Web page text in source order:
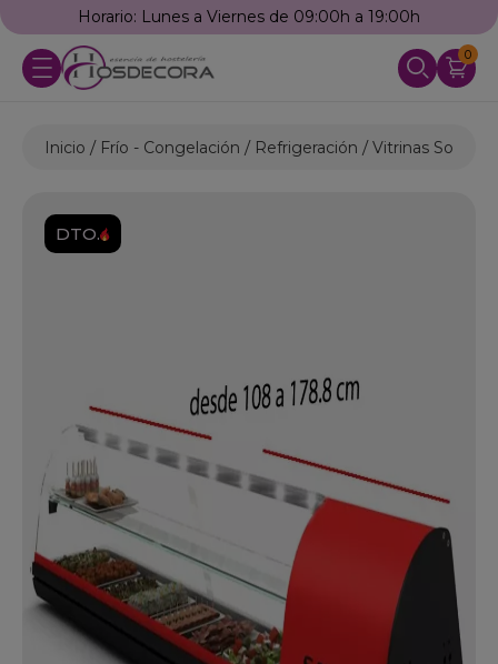
de 09:00h a 19:00h Llámanos:
0
Inicio Frío - Congelación Refrigeración Vitrinas
DTO.